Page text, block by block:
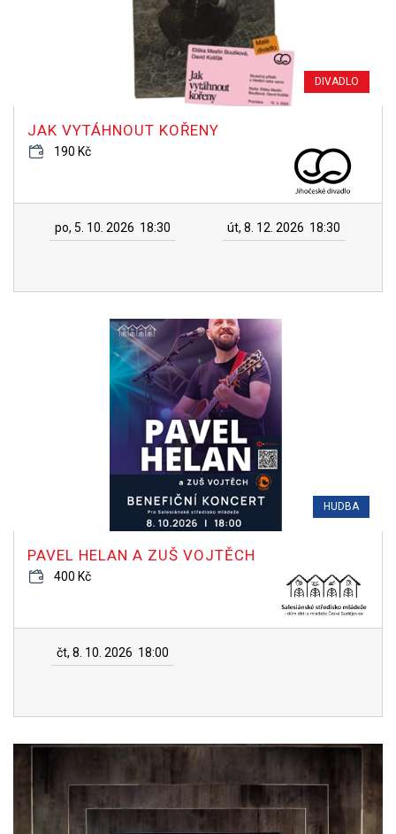
DIVADLO
JAK VYTÁHNOUT KOŘENY
190 Kč
po, 5. 10. 2026 18:30 út, 8. 12. 2026 18:30
HUDBA
PAVEL HELAN A ZUŠ VOJTĚCH
400 Kč
čt, 8. 10. 2026 18:00